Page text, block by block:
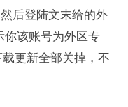
后登陆文末给的外
你该账号为外区专
更新全部关掉，不